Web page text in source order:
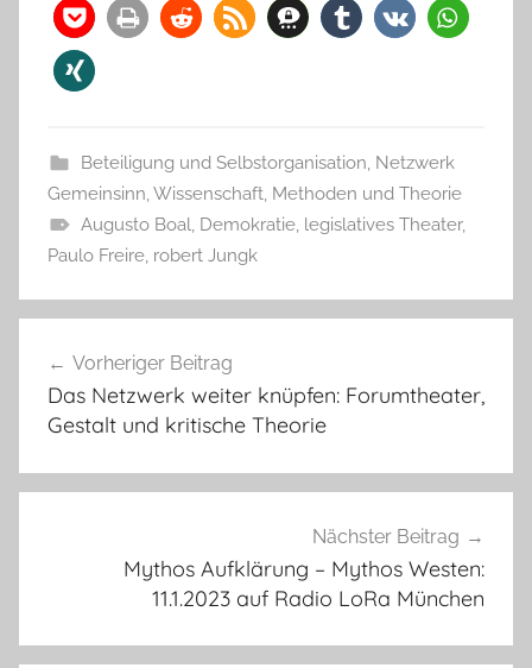
Beteiligung und Selbstorganisation, Netzwerk
Gemeinsinn,Wissenschaft, Methoden und Theorie
Augusto Boal, Demokratie, legislatives Theater,
Paulo Freire, robert Jungk
Vorheriger Beitrag
Das Netzwerk weiter knüpfen: Forumtheater,
Gestalt und kritische Theorie
Nächster Beitrag
Mythos Aufklärung – Mythos Westen:
11.1.2023 auf Radio LoRa München